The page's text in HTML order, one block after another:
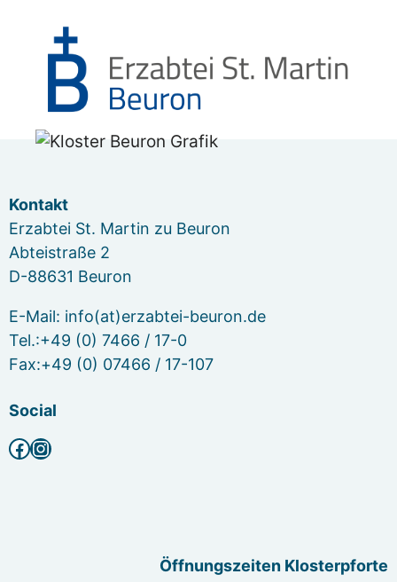
Kontakt
Erzabtei St. Martin zu Beuron
Abteistraße 2
D-88631 Beuron
E-Mail: info(at)erzabtei-beuron.de
Tel.:+49 (0) 7466 / 17-0
Fax:+49 (0) 07466 / 17-107
Social
Facebook
Instagram
Öffnungszeiten Klosterpforte